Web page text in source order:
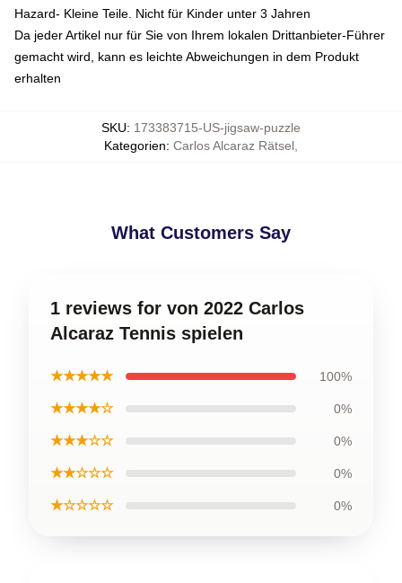
Hazard- Kleine Teile. Nicht für Kinder unter 3 Jahren
Da jeder Artikel nur für Sie von Ihrem lokalen Drittanbieter-Führer
gemacht wird, kann es leichte Abweichungen in dem Produkt
erhalten
SKU: 173383715-US-jigsaw-puzzle
Kategorien: Carlos Alcaraz Rätsel
What Customers Say
1 reviews for von 2022 Carlos
Alcaraz Tennis spielen
★★★★★ 100%
★★★★☆ 0%
★★★☆☆ 0%
★★☆☆☆ 0%
★☆☆☆☆ 0%